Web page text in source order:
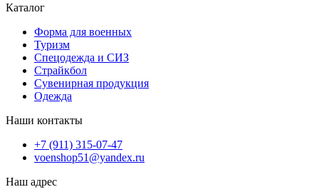
Каталог
Форма для военных
Туризм
Спецодежда и СИЗ
Страйкбол
Сувенирная продукция
Одежда
Наши контакты
+7 (911) 315-07-47
voenshop51@yandex.ru
Наш адрес